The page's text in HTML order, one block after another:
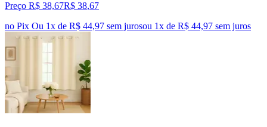
Preço R$ 38,67R$ 38,67
no Pix Ou 1x de R$ 44,97 sem jurosou 1x de R$ 44,97 sem juros